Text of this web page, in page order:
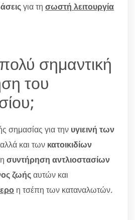
για τη σωστή λειτουργία
πολύ σημαντική
του
σημασίας για την υγιεινή των
και των κατοικιδίων
συντήρηση αντλιοστασίων
ζωήςαυτών και
η τσέπη των καταναλωτών.